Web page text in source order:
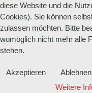
diese Website und die
Cookies). Sie können
zulassen möchten. Bitte
womöglich nicht mehr alle
stehen.
Akzeptieren
Ablehnen
Weitere